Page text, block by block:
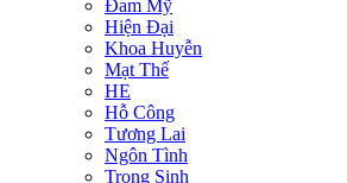
Đam Mỹ
Hiện Đại
Khoa Huyễn
Mạt Thế
HE
Hỗ Công
Tương Lai
Ngôn Tình
Trọng Sinh